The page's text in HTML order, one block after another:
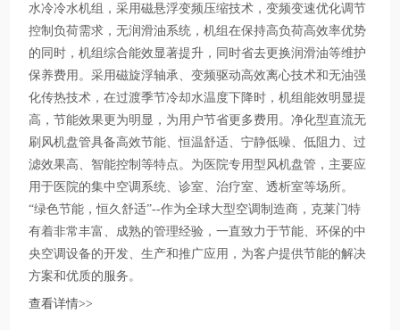
水冷冷水机组，采用磁悬浮变频压缩技术，变频变速优化调节
控制负荷需求，无润滑油系统，机组在保持高负荷高效率优势
的同时，机组综合能效显著提升，同时省去更换润滑油等维护
保养费用。采用磁旋浮轴承、变频驱动高效离心技术和无油强
化传热技术，在过渡季节冷却水温度下降时，机组能效明显提
高，节能效果更为明显，为用户节省更多费用。净化型直流无
刷风机盘管具备高效节能、恒温舒适、宁静低噪、低阻力、过
滤效果高、智能控制等特点。为医院专用型风机盘管，主要应
用于医院的集中空调系统、诊室、治疗室、透析室等场所。
“绿色节能，恒久舒适”--作为全球大型空调制造商，克莱门特
有着非常丰富、成熟的管理经验，一直致力于节能、环保的中
央空调设备的开发、生产和推广应用，为客户提供节能的解决
方案和优质的服务。
查看详情>>